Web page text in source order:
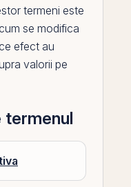
termeni este
se modifica
efect au
valorii pe
termenul